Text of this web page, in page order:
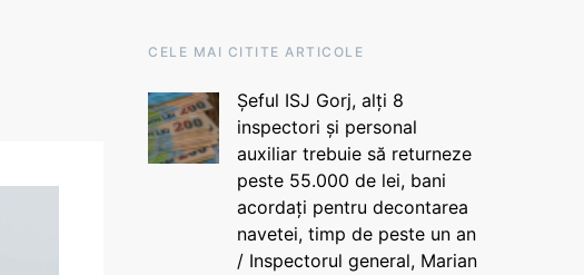
CELE MAI CITITE ARTICOLE
Șeful ISJ Gorj, alți 8
inspectori și personal
auxiliar trebuie să returneze
peste 55.000 de lei, bani
acordați pentru decontarea
navetei, timp de peste un an
/ Inspectorul general, Marian